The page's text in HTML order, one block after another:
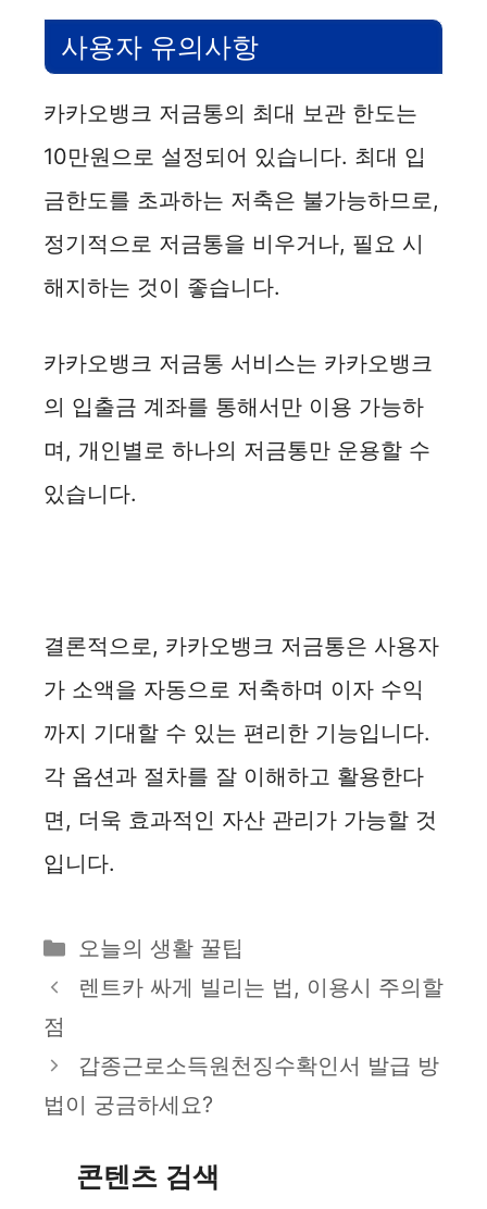
사용자 유의사항
카카오뱅크 저금통의 최대 보관 한도는
10만원으로 설정되어 있습니다. 최대 입
금한도를 초과하는 저축은 불가능하므로,
정기적으로 저금통을 비우거나, 필요 시
해지하는 것이 좋습니다.
카카오뱅크 저금통 서비스는 카카오뱅크
의 입출금 계좌를 통해서만 이용 가능하
며, 개인별로 하나의 저금통만 운용할 수
있습니다.
결론적으로, 카카오뱅크 저금통은 사용자
가 소액을 자동으로 저축하며 이자 수익
까지 기대할 수 있는 편리한 기능입니다.
각 옵션과 절차를 잘 이해하고 활용한다
면, 더욱 효과적인 자산 관리가 가능할 것
입니다.
카
테
오늘의 생활 꿀팁
렌트카 싸게 빌리는 법, 이용시 주의할
점
갑종근로소득원천징수확인서 발급 방
법이 궁금하세요?
콘텐츠 검색